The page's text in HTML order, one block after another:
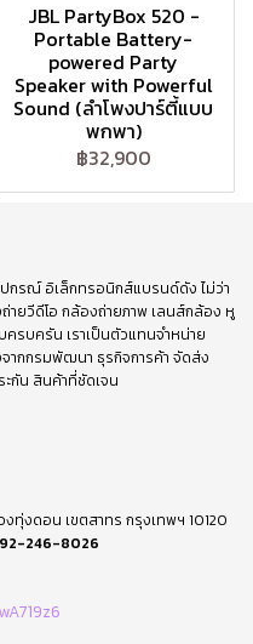
JBL PartyBox 520 -
Portable Battery-
powered Party
Speaker with Powerful
Sound (ลำโพงปาร์ตี้แบบ
พกพา)
฿32,900
ปกรณ์ อิเล็กทรอนิกส์แบรนด์ดัง ไม่ว่า
ายวีดีโอ กล้องถ่ายภาพ เลนส์กล้อง หู
ครบครัน เราเป็นตัวแทนจำหน่าย
ากกรมพัฒนา ธุรกิจการค้า จัดส่ง
ะกัน สินค้าที่ชัดเจน
งดอน เขตสาทร กรุงเทพฯ 10120
246-8026